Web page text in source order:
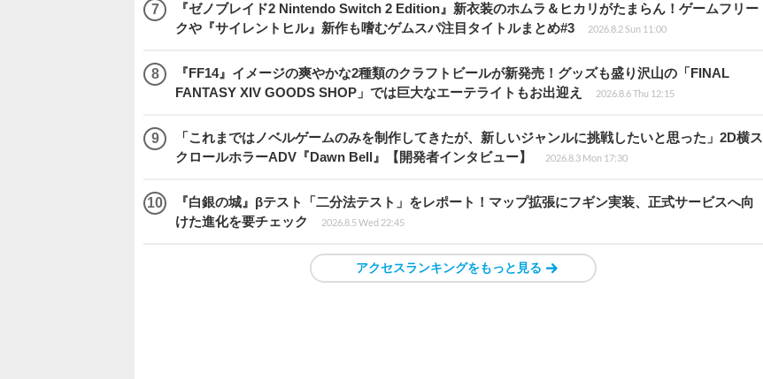
『ゼノブレイド2 Nintendo Switch 2 Edition』新衣装のホムラ＆ヒカリがたまらん！ゲームフリー
クや『サイレントヒル』新作も嗜むゲムスパ注目タイトルまとめ#3
2026.8.2 Sun 11:00
『FF14』イメージの爽やかな2種類のクラフトビールが新発売！グッズも盛り沢山の「FINAL
FANTASY XIV GOODS SHOP」では巨大なエーテライトもお出迎え
2026.8.6 Thu 12:15
「これまではノベルゲームのみを制作してきたが、新しいジャンルに挑戦したいと思った」2D横ス
クロールホラーADV『Dawn Bell』【開発者インタビュー】
2026.8.3 Mon 17:30
『白銀の城』βテスト「二分法テスト」をレポート！マップ拡張にフギン実装、正式サービスへ向
けた進化を要チェック
2026.8.5 Wed 22:45
アクセスランキングをもっと見る